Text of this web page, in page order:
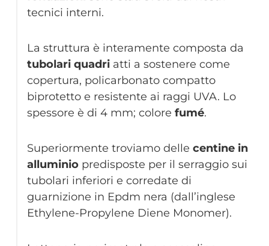
tecnici interni.
La struttura è interamente composta da
tubolari quadri atti a sostenere come
copertura, policarbonato compatto
biprotetto e resistente ai raggi UVA. Lo
spessore è di 4 mm; colore fumé.
Superiormente troviamo delle centine in
alluminio predisposte per il serraggio sui
tubolari inferiori e corredate di
guarnizione in Epdm nera (dall’inglese
Ethylene-Propylene Diene Monomer).